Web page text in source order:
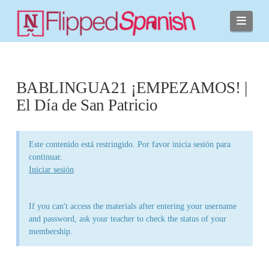
BABLINGUA21 ¡EMPEZAMOS! |
El Día de San Patricio
Este contenido está restringido. Por favor inicia sesión para
continuar.
Iniciar sesión
If you can't access the materials after entering your username
and password, ask your teacher to check the status of your
membership.